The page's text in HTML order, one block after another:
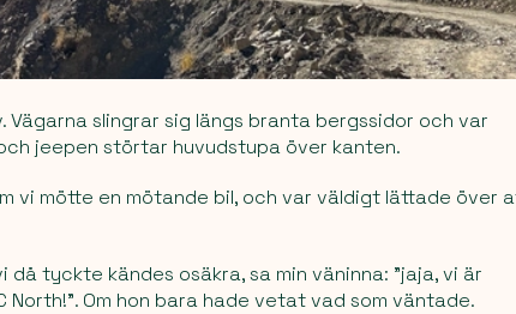
slingrar sig längs branta bergssidor och var
jeepen störtar huvudstupa över kanten.
vi mötte en mötande bil, och var väldigt lättade över
tyckte kändes osäkra, sa min väninna: ”jaja, vi är
Om hon bara hade vetat vad som väntade.